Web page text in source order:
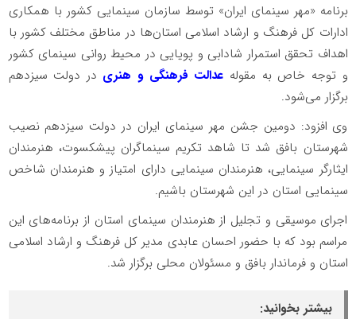
برنامه «مهر سینمای ایران» توسط سازمان سینمایی کشور با همکاری
ادارات کل فرهنگ و ارشاد اسلامی استان‌ها در مناطق مختلف کشور با
اهداف تحقق استمرار شادابی و پویایی در محیط روانی سینمای کشور
و توجه خاص به مقوله عدالت فرهنگی و هنری در دولت سیزدهم
برگزار می‌شود.
وی افزود: دومین جشن مهر سینمای ایران در دولت سیزدهم نصیب
شهرستان بافق شد تا شاهد تکریم سینماگران پیشکسوت، هنرمندان
ایثارگر سینمایی، هنرمندان سینمایی دارای امتیاز و هنرمندان شاخص
سینمایی استان در این شهرستان باشیم.
اجرای موسیقی و تجلیل از هنرمندان سینمای استان از برنامه‌های این
مراسم بود که با حضور احسان عابدی مدیر کل فرهنگ و ارشاد اسلامی
استان و فرماندار بافق و مسئولان محلی برگزار شد.
بیشتر بخوانید: